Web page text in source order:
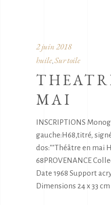
2 juin 2018
huile, Sur toile
MAI
INSCRIPTIONS
gauche:H68,titré,
dos:""Théâtre en mai
68PROVENANCE
Date 1968 Support
Dimensions 24 x 33 cm